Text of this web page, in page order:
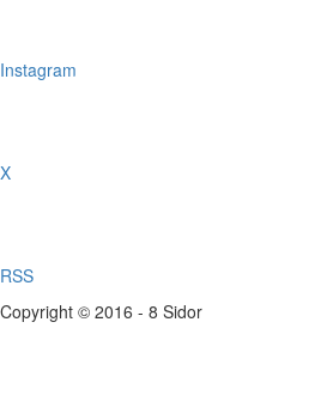
Instagram
X
RSS
Copyright © 2016 - 8 Sidor